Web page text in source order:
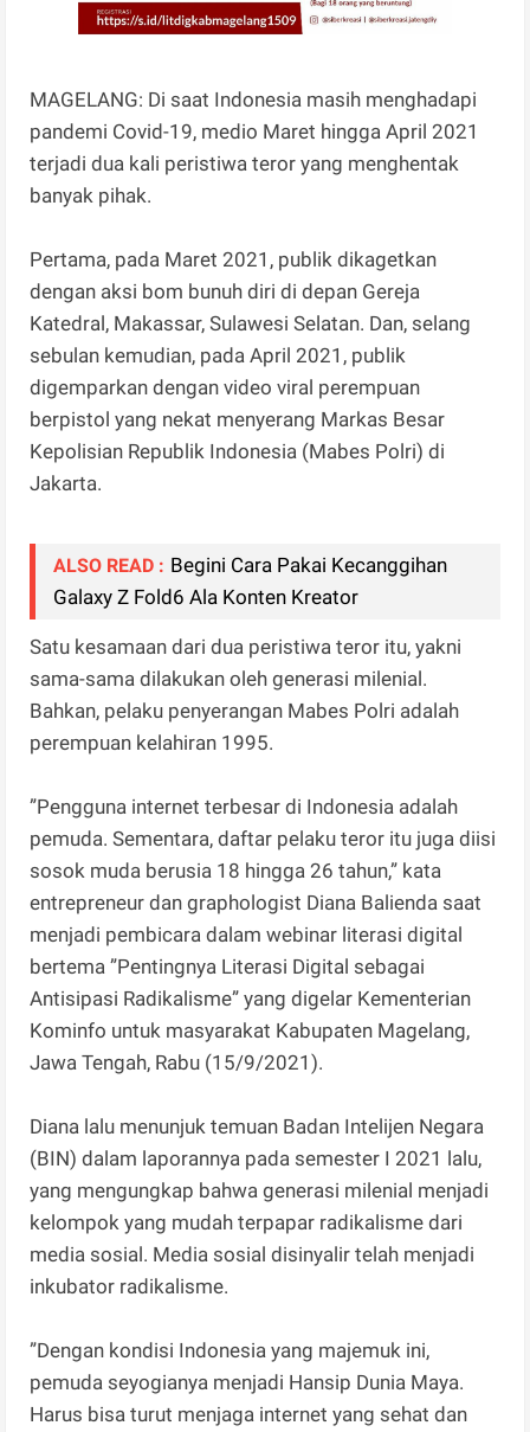
MAGELANG: Di saat Indonesia masih menghadapi
pandemi Covid-19, medio Maret hingga April 2021
terjadi dua kali peristiwa teror yang menghentak
banyak pihak.
Pertama, pada Maret 2021, publik dikagetkan
dengan aksi bom bunuh diri di depan Gereja
Katedral, Makassar, Sulawesi Selatan. Dan, selang
sebulan kemudian, pada April 2021, publik
digemparkan dengan video viral perempuan
berpistol yang nekat menyerang Markas Besar
Kepolisian Republik Indonesia (Mabes Polri) di
Jakarta.
ALSO READ : Begini Cara Pakai Kecanggihan
Galaxy Z Fold6 Ala Konten Kreator
Satu kesamaan dari dua peristiwa teror itu, yakni
sama-sama dilakukan oleh generasi milenial.
Bahkan, pelaku penyerangan Mabes Polri adalah
perempuan kelahiran 1995.
”Pengguna internet terbesar di Indonesia adalah
pemuda. Sementara, daftar pelaku teror itu juga diisi
sosok muda berusia 18 hingga 26 tahun,” kata
entrepreneur dan graphologist Diana Balienda saat
menjadi pembicara dalam webinar literasi digital
bertema ”Pentingnya Literasi Digital sebagai
Antisipasi Radikalisme” yang digelar Kementerian
Kominfo untuk masyarakat Kabupaten Magelang,
Jawa Tengah, Rabu (15/9/2021).
Diana lalu menunjuk temuan Badan Intelijen Negara
(BIN) dalam laporannya pada semester I 2021 lalu,
yang mengungkap bahwa generasi milenial menjadi
kelompok yang mudah terpapar radikalisme dari
media sosial. Media sosial disinyalir telah menjadi
inkubator radikalisme.
”Dengan kondisi Indonesia yang majemuk ini,
pemuda seyogianya menjadi Hansip Dunia Maya.
Harus bisa turut menjaga internet yang sehat dan